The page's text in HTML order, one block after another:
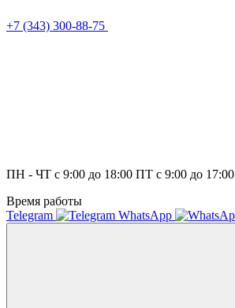
+7 (343) 300-88-75
ПН - ЧТ с 9:00 до 18:00 ПТ с 9:00 до 17:00
Время работы
Telegram
WhatsApp